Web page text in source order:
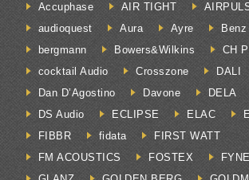
Accuphase AIR TIGHT
audioquest
Aura Ayre
bergmann
Bowers&Wilkins
CH
cocktail Audio
Crosszone
DALI
Dan D’Agostino
Davone DELA
DS Audio
ECLIPSE ELAC
FIBBR
fidata
FIRST WATT
FM ACOUSTICS
FOSTEX